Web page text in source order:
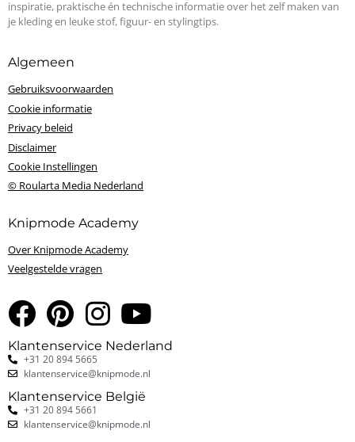
inspiratie, praktische én technische informatie over het zelf maken van
je kleding en leuke stof, figuur- en stylingtips.
Algemeen
Gebruiksvoorwaarden
Cookie informatie
Privacy beleid
Disclaimer
Cookie Instellingen
© Roularta Media Nederland
Knipmode Academy
Over Knipmode Academy
Veelgestelde vragen
Klantenservice Nederland
+31 20 894 5665
klantenservice@knipmode.nl
Klantenservice België
+31 20 894 5661
klantenservice@knipmode.nl